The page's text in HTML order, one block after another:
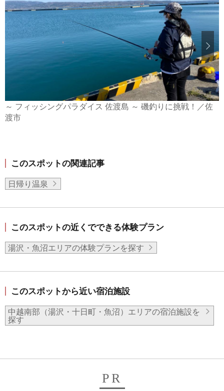
～ フィッシングパラダイス 佐渡島 ～ 磯釣りに挑戦！／佐
渡市
このスポットの関連記事
日帰り温泉
このスポットの近くでできる体験プラン
湯沢・魚沼エリアの体験プランを探す
このスポットから近い宿泊施設
中越南部（湯沢・十日町・魚沼）エリアの宿泊施設を
探す
PR